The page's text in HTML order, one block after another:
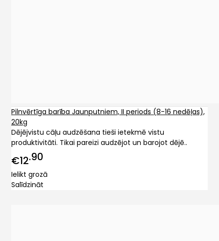
Pilnvērtīga barība Jaunputniem, II periods (8-16 nedēļas),
20kg
Dējējvistu cāļu audzēšana tieši ietekmē vistu
produktivitāti. Tikai pareizi audzējot un barojot dējē..
€12 90
Ielikt grozā
Salīdzināt